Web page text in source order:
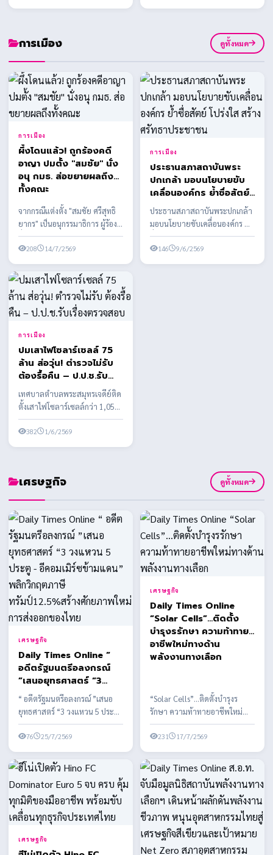
การเมือง ดูทั้งหมด
การเมือง
ผึ้งโดนแล้ว! ถูกร้องคดี
อาญา ปมตั้ง "สมชัย" นั่ง
อนุ กมธ. ส่อขยายผลถึง
ทั้งคณะ
จากกรณีแต่งตั้ง "สมชัย ศรีสุทธิ
ยากร" เป็นอนุกรรมาธิการ ผู้ร้อง
ยื่นเอาผิด สส.พรรคประชาชน
พร้อมเตรียมข...
208 14/7/2569
การเมือง
ประธานสภาสถาบันพระ
ปกเกล้า มอบนโยบายขับ
เคลื่อนองค์กร ย้ำซื่อสัตย์
โปร่งใส สร้างศรัทธา
ประชาชน
ประธานสภาสถาบันพระปกเกล้า
มอบนโยบายขับเคลื่อนองค์กร ย้ำ
ซื่อสัตย์ โปร่งใส สร้างศรัทธา
ประชาชน
146 9/6/2569
การเมือง
ปมเสาไฟโซลาร์เซลล์ 75
ล้าน ส่อวุ่น! ตำรวจไม่รับ
ต้องรื้อคืน – ป.ป.ช.รับ
เรื่องตรวจสอบ
เทศบาลตำบลพระสมุทรเจดีย์ติด
ตั้งเสาไฟโซลาร์เซลล์กว่า 1,058
ต้น งบประมาณกว่า 75 ล้านบาท
พบข้อสงสัยหลาย...
382 1/6/2569
เศรษฐกิจ ดูทั้งหมด
เศรษฐกิจ
Daily Times Online “
อดีตรัฐมนตรีอลงกรณ์
”เสนอยุทธศาสตร์ “3
วงแหวน 5 ประตู -
อีคอมเมิร์ซข้ามแดน”
พลิกวิกฤตภาษี
ทรัมป์12.5%สร้าง
“ อดีตรัฐมนตรีอลงกรณ์ ”เสนอ
ยุทธศาสตร์ “3 วงแหวน 5 ประตู -
อีคอมเมิร์ซข้ามแดน” พลิกวิกฤต
ภาษีทรัมป์12...
76 25/7/2569
เศรษฐกิจ
Daily Times Online
“Solar Cells”…ติดตั้ง
บำรุงรรักษา ความท้าทาย
อาชีพใหม่ทางด้าน
พลังงานทางเลือก
“Solar Cells”…ติดตั้งบำรุงร
รักษา ความท้าทายอาชีพใหม่
ทางด้านพลังงานทางเลือก
พลังงานสะอาด ในประเทศไทย
231 17/7/2569
เศรษฐกิจ